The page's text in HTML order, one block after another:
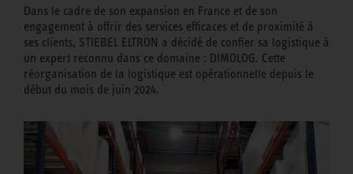
Dans le cadre de son expansion en France et de son
engagement à offrir des services efficaces et de proximité à
ses clients, STIEBEL ELTRON a décidé de confier sa logistique à
un expert reconnu dans ce domaine : DIMOLOG. Cette
réorganisation de la logistique est opérationnelle depuis le
début du mois de juin 2024.